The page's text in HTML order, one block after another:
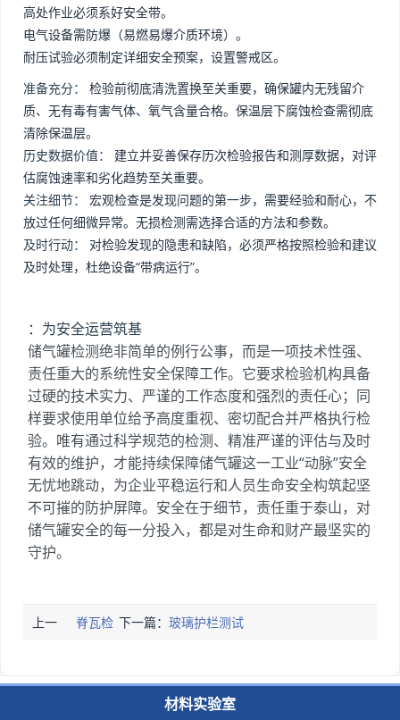
高处作业必须系好安全带。
电气设备需防爆（易燃易爆介质环境）。
耐压试验必须制定详细安全预案，设置警戒区。
准备充分：
检验前彻底清洗置换至关重要，确保罐内无残留介
质、无有毒有害气体、氧气含量合格。保温层下腐蚀检查需彻底
清除保温层。
历史数据价值：
建立并妥善保存历次检验报告和测厚数据，对评
估腐蚀速率和劣化趋势至关重要。
关注细节：
宏观检查是发现问题的第一步，需要经验和耐心，不
放过任何细微异常。无损检测需选择合适的方法和参数。
及时行动：
对检验发现的隐患和缺陷，必须严格按照检验和建议
及时处理，杜绝设备“带病运行”。
：为安全运营筑基
储气罐检测绝非简单的例行公事，而是一项技术性强、
责任重大的系统性安全保障工作。它要求检验机构具备
过硬的技术实力、严谨的工作态度和强烈的责任心；同
样要求使用单位给予高度重视、密切配合并严格执行检
验。唯有通过科学规范的检测、精准严谨的评估与及时
有效的维护，才能持续保障储气罐这一工业“动脉”安全
无忧地跳动，为企业平稳运行和人员生命安全构筑起坚
不可摧的防护屏障。安全在于细节，责任重于泰山，对
储气罐安全的每一分投入，都是对生命和财产最坚实的
守护。
上一 脊瓦检 下一篇：玻璃护栏测试
材料实验室